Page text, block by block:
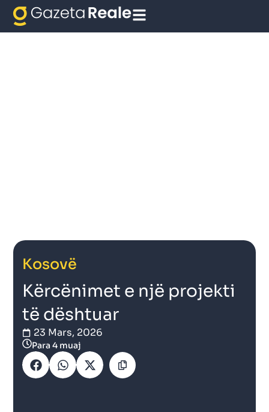
Kosovë
Kërcënimet e një projekti
të dështuar
23 Mars, 2026
Para 4 muaj